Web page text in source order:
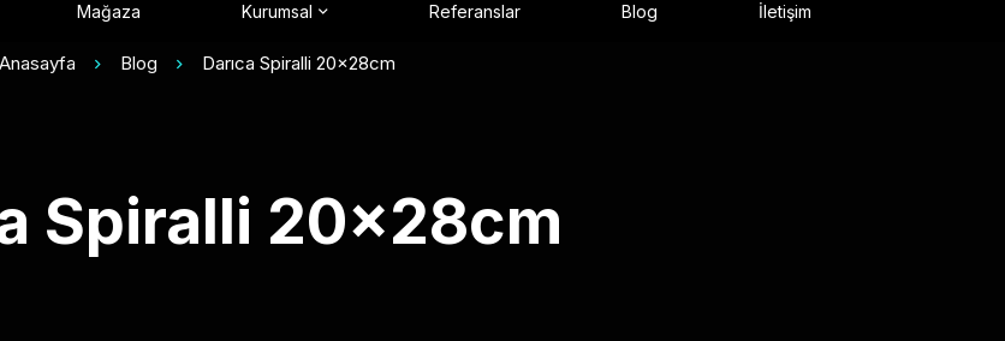
Mağaza Kurumsal Referanslar Blog İletişim
Anasayfa Blog Darıca Spiralli 20x28cm
Spiralli 20x28cm